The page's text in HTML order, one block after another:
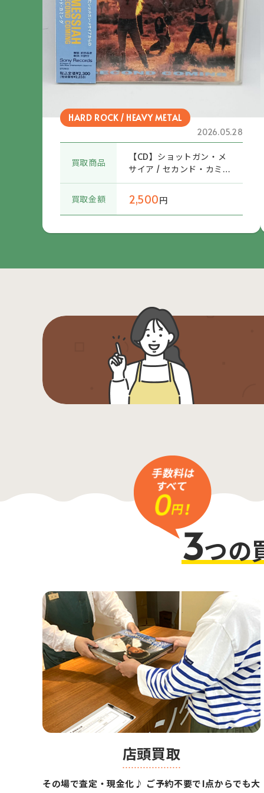
HARD ROCK / HEAVY METAL
2026.05.28
買取商品
【CD】ショットガン・メ
サイア / セカンド・カミ
ング (SRCS5776) 帯付
買取金額
2,500円
3つの
店頭買取
その場で査定・現金化♪ ご予約不要で1点からでも大